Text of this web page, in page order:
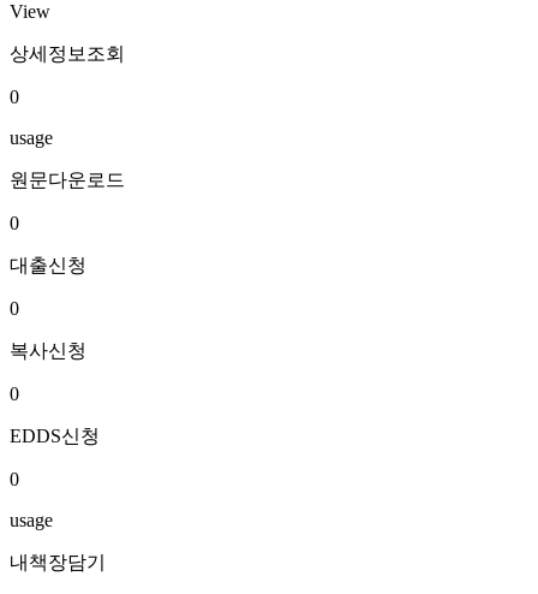
View
상세정보조회
0
usage
원문다운로드
0
대출신청
0
복사신청
0
EDDS신청
0
usage
내책장담기